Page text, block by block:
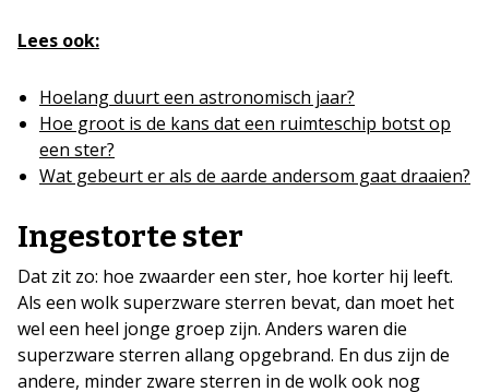
Lees ook:
Hoelang duurt een astronomisch jaar?
Hoe groot is de kans dat een ruimteschip botst op
een ster?
Wat gebeurt er als de aarde andersom gaat draaien?
Ingestorte ster
Dat zit zo: hoe zwaarder een ster, hoe korter hij leeft.
Als een wolk superzware sterren bevat, dan moet het
wel een heel jonge groep zijn. Anders waren die
superzware sterren allang opgebrand. En dus zijn de
andere, minder zware sterren in de wolk ook nog